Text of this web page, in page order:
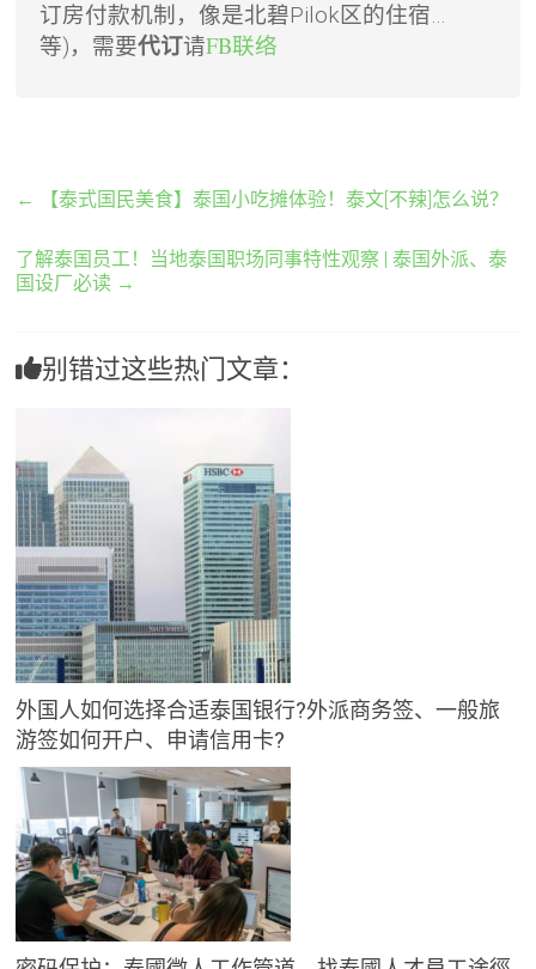
订房付款机制，像是北碧Pilok区的住宿…
等)，需要代订请FB联络
← 【泰式国民美食】泰国小吃摊体验！泰文[不辣]怎么说？
了解泰国员工！当地泰国职场同事特性观察 | 泰国外派、泰
国设厂必读 →
别错过这些热门文章：
外国人如何选择合适泰国银行?外派商务签、一般旅
游签如何开户、申请信用卡?